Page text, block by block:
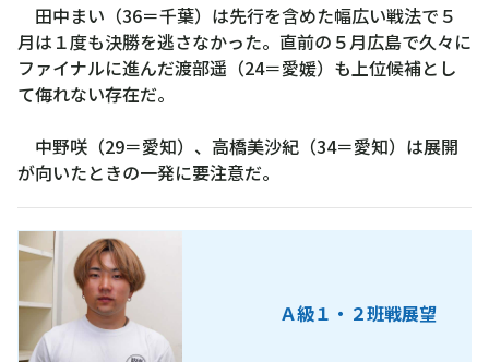
田中まい（36＝千葉）は先行を含めた幅広い戦法で５
月は１度も決勝を逃さなかった。直前の５月広島で久々に
ファイナルに進んだ渡部遥（24＝愛媛）も上位候補とし
て侮れない存在だ。
中野咲（29＝愛知）、高橋美沙紀（34＝愛知）は展開
が向いたときの一発に要注意だ。
Ａ級１・２班戦展望